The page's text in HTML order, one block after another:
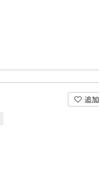
追加